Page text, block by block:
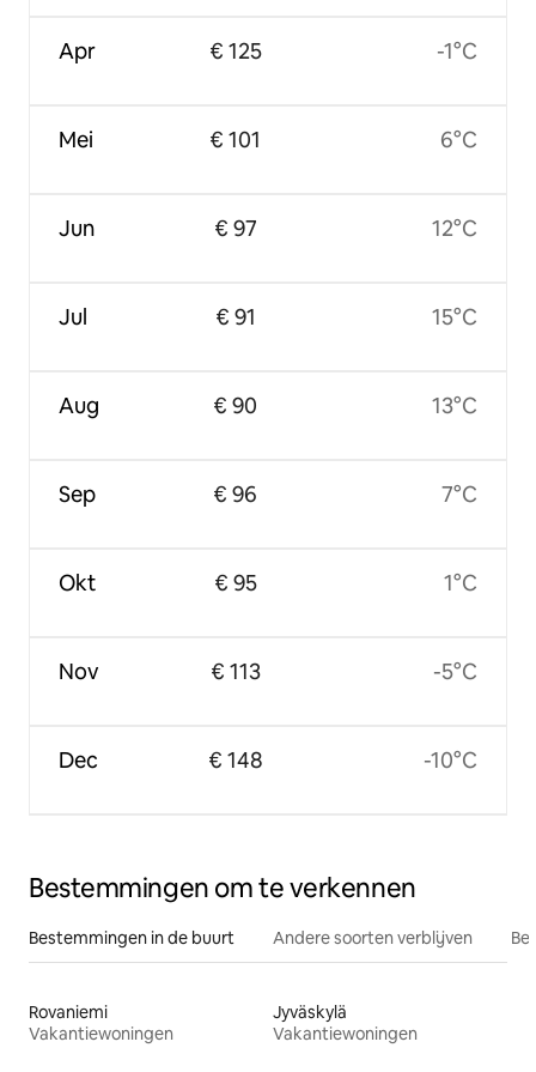
Apr
Mei
Jun
Jul
Aug
Sep
Okt
Nov
Dec
€ 125
€ 101
€ 97
€ 91
€ 90
€ 96
€ 95
€ 113
€ 148
-1°C
6°C
12°C
15°C
13°C
7°C
1°C
-5°C
-10°C
Bestemmingen om te verkennen
Bestemmingen in de buurt Andere soorten verblijven
Rovaniemi
Vakantiewoningen
Jyväskylä
Vakantiewoningen